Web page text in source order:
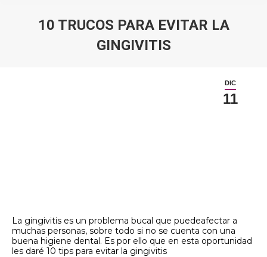
10 TRUCOS PARA EVITAR LA
GINGIVITIS
DIC
11
La gingivitis es un problema bucal que puedeafectar a
muchas personas, sobre todo si no se cuenta con una
buena higiene dental. Es por ello que en esta oportunidad
les daré 10 tips para evitar la gingivitis